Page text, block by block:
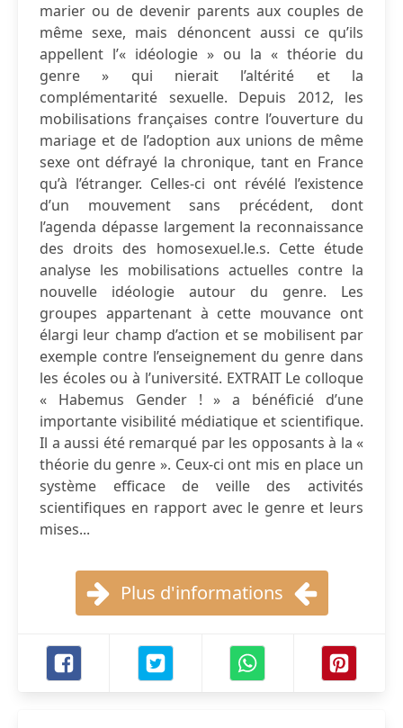
marier ou de devenir parents aux couples de
même sexe, mais dénoncent aussi ce qu’ils
appellent l’« idéologie » ou la « théorie du
genre » qui nierait l’altérité et la
complémentarité sexuelle. Depuis 2012, les
mobilisations françaises contre l’ouverture du
mariage et de l’adoption aux unions de même
sexe ont défrayé la chronique, tant en France
qu’à l’étranger. Celles-ci ont révélé l’existence
d’un mouvement sans précédent, dont
l’agenda dépasse largement la reconnaissance
des droits des homosexuel.le.s. Cette étude
analyse les mobilisations actuelles contre la
nouvelle idéologie autour du genre. Les
groupes appartenant à cette mouvance ont
élargi leur champ d’action et se mobilisent par
exemple contre l’enseignement du genre dans
les écoles ou à l’université. EXTRAIT Le colloque
« Habemus Gender ! » a bénéficié d’une
importante visibilité médiatique et scientifique.
Il a aussi été remarqué par les opposants à la «
théorie du genre ». Ceux-ci ont mis en place un
système efficace de veille des activités
scientifiques en rapport avec le genre et leurs
mises...
Plus d'informations